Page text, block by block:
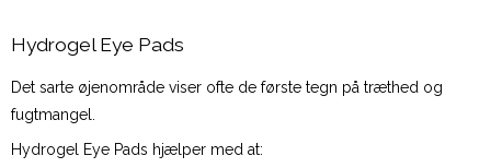
Hydrogel Eye Pads
Det sarte øjenområde viser ofte de første tegn på træthed og
fugtmangel.
Hydrogel Eye Pads hjælper med at: